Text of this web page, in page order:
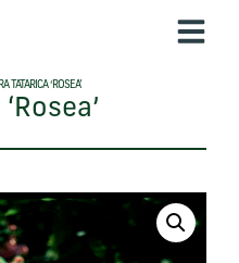
TATARICA ‘ROSEA’